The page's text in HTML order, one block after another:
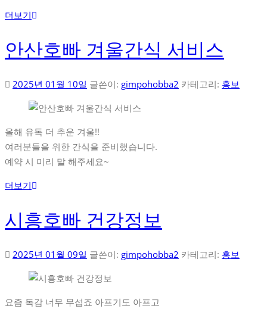
더보기
안산호빠 겨울간식 서비스
2025년 01월 10일 글쓴이: gimpohobba2 카테고리: 홍보
올해 유독 더 추운 겨울!!
여러분들을 위한 간식을 준비했습니다.
예약 시 미리 말 해주세요~
더보기
시흥호빠 건강정보
2025년 01월 09일 글쓴이: gimpohobba2 카테고리: 홍보
요즘 독감 너무 무섭죠 아프기도 아프고